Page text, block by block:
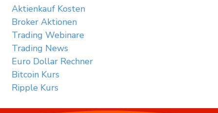
Aktienkauf Kosten
Broker Aktionen
Trading Webinare
Trading News
Euro Dollar Rechner
Bitcoin Kurs
Ripple Kurs